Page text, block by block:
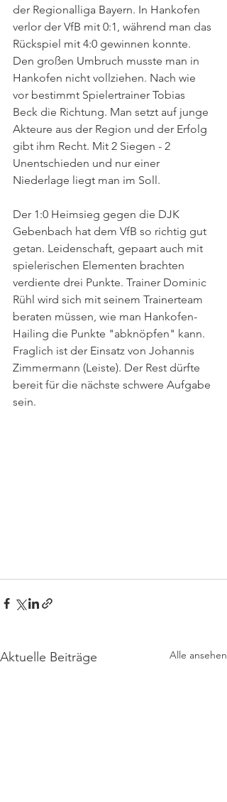
der Regionalliga Bayern. In Hankofen
verlor der VfB mit 0:1, während man das
Rückspiel mit 4:0 gewinnen konnte.
Den großen Umbruch musste man in
Hankofen nicht vollziehen. Nach wie
vor bestimmt Spielertrainer Tobias
Beck die Richtung. Man setzt auf junge
Akteure aus der Region und der Erfolg
gibt ihm Recht. Mit 2 Siegen - 2
Unentschieden und nur einer
Niederlage liegt man im Soll.
Der 1:0 Heimsieg gegen die DJK
Gebenbach hat dem VfB so richtig gut
getan. Leidenschaft, gepaart auch mit
spielerischen Elementen brachten
verdiente drei Punkte. Trainer Dominic
Rühl wird sich mit seinem Trainerteam
beraten müssen, wie man Hankofen-
Hailing die Punkte "abknöpfen" kann.
Fraglich ist der Einsatz von Johannis
Zimmermann (Leiste). Der Rest dürfte
bereit für die nächste schwere Aufgabe
sein.
Aktuelle Beiträge Alle ansehen